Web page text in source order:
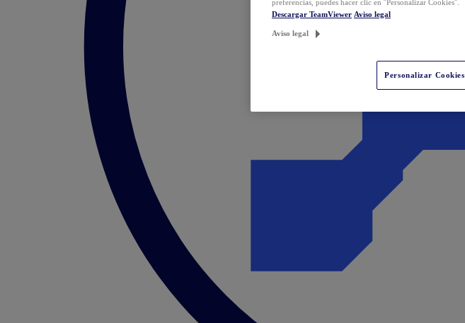
preferencias, puedes hacer clic en ¨Personalizar Cookies¨.
Descargar TeamViewer Aviso legal
Aviso legal
Personalizar Cookies